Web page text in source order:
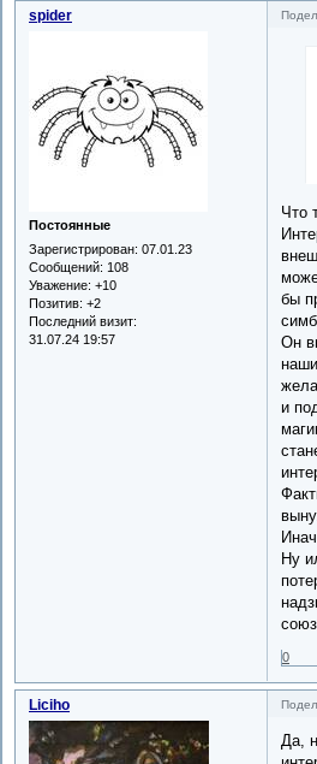
spider
Постоянные
Зарегистрирован: 07.01.23
Сообщений: 108
Уважение: +10
Позитив: +2
Последний визит:
31.07.24 19:57
Что
бы
Он
и
Ну
0
Liciho
Да,